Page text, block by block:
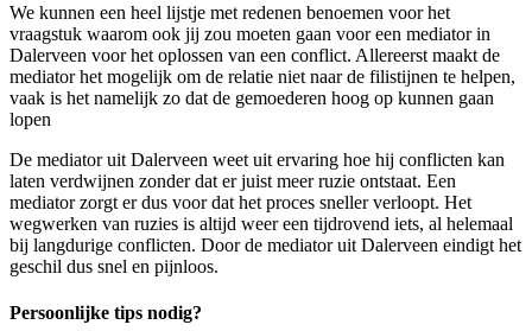
We kunnen een heel lijstje met redenen benoemen voor het
vraagstuk waarom ook jij zou moeten gaan voor een mediator in
Dalerveen voor het oplossen van een conflict. Allereerst maakt de
mediator het mogelijk om de relatie niet naar de filistijnen te helpen,
vaak is het namelijk zo dat de gemoederen hoog op kunnen gaan
lopen
De mediator uit Dalerveen weet uit ervaring hoe hij conflicten kan
laten verdwijnen zonder dat er juist meer ruzie ontstaat. Een
mediator zorgt er dus voor dat het proces sneller verloopt. Het
wegwerken van ruzies is altijd weer een tijdrovend iets, al helemaal
bij langdurige conflicten. Door de mediator uit Dalerveen eindigt het
geschil dus snel en pijnloos.
Persoonlijke tips nodig?